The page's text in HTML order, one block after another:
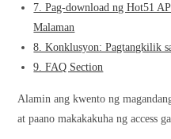
7. Pag-download ng Hot51
Malaman
8. Konklusyon: Pagtangkilik
9. FAQ Section
Alamin ang kwento ng
at paano makakakuha ng access